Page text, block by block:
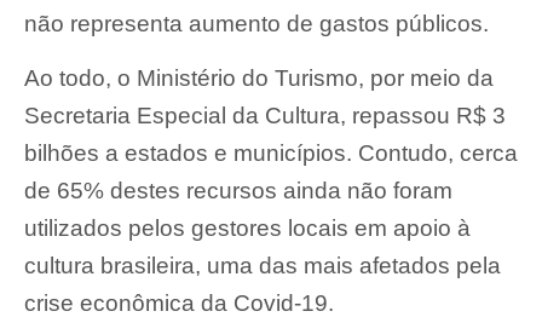
não representa aumento de gastos públicos.
Ao todo, o Ministério do Turismo, por meio da
Secretaria Especial da Cultura, repassou R$ 3
bilhões a estados e municípios. Contudo, cerca
de 65% destes recursos ainda não foram
utilizados pelos gestores locais em apoio à
cultura brasileira, uma das mais afetados pela
crise econômica da Covid-19.